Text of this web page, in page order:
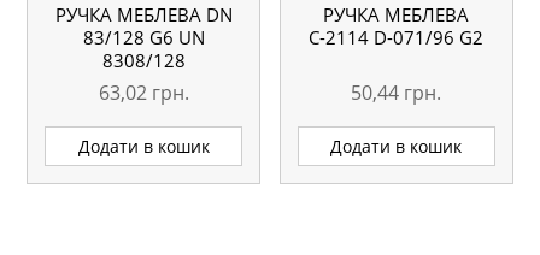
РУЧКА МЕБЛЕВА DN
83/128 G6 UN
8308/128
63,02 грн.
Додати в кошик
РУЧКА МЕБЛЕВА
С-2114 D-071/96 G2
50,44 грн.
Додати в кошик